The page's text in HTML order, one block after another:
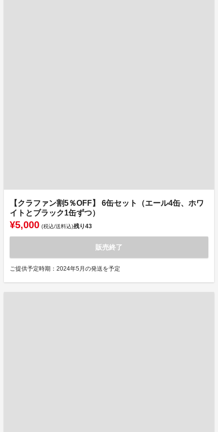
【クラファン割5％OFF】 6缶セット（エール4缶、ホワ
イトとブラック1缶ずつ）
¥5,000 (税込/送料込)残り43
販売終了
ご提供予定時期：2024年5月の発送を予定